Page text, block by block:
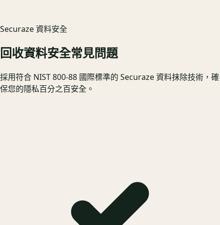
Securaze 資料安全
回收資料安全常見問題
採用符合 NIST 800-88 國際標準的 Securaze 資料抹除技術，確
保您的隱私百分之百安全。